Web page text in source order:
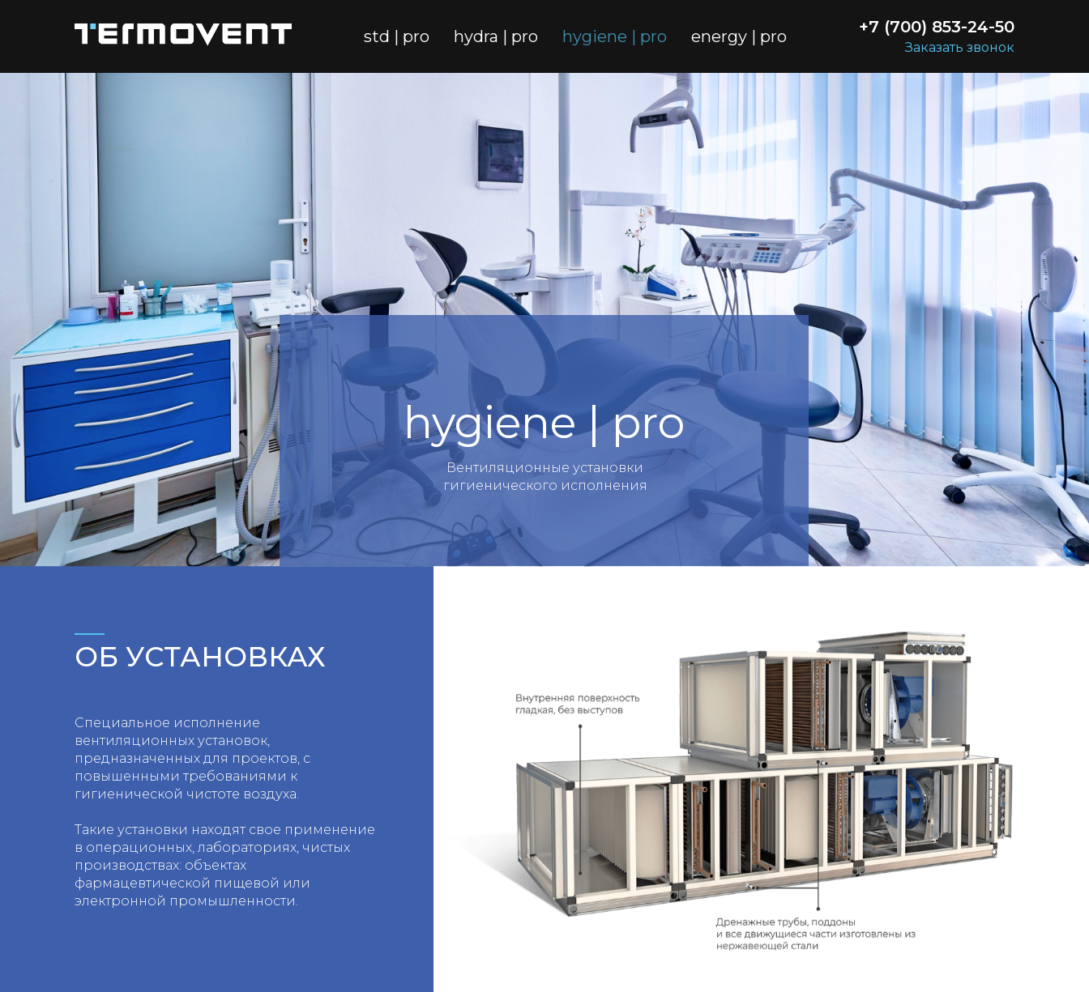
std | pro hydra | pro hygiene | pro energy | pro +7 (700) 853-24-50
Заказать звонок
hygiene | pro
ОБ УСТАНОВКАХ
Специальное исполнение
вентиляционных установок,
предназначенных для проектов, с
повышенными требованиями к
гигиенической чистоте воздуха.
Такие установки находят свое применение
в операционных, лабораториях, чистых
производствах: объектах
фармацевтической пищевой или
электронной промышленности.
Вентиляционные установки
гигиенического исполнения